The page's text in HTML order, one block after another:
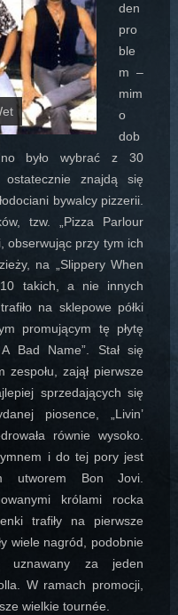
den
pro
ble
m –
mim
o
dob
było wybrać z 30
znajdą się
bywalcy pizzerii.
tzw. „Pizza Parlour
obserwując przy tym ich
na „Slippery When
10 takich, a nie innych
na sklepowe półki
promującym tę płytę
Bad Name”. Stał się
zajął pierwsze
sprzedających się
piosence, „Livin’
równie wysoko.
i do tej pory jest
utworem Bon Jovi.
królami rocka
trafiły na pierwsze
wiele nagród, podobnie
za jeden
W ramach promocji,
wielkie tournée.